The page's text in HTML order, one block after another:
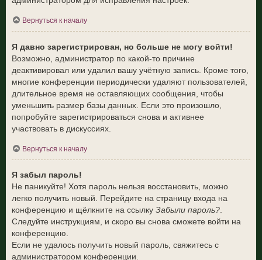
Вернуться к началу
Я давно зарегистрирован, но больше не могу войти!
Возможно, администратор по какой-то причине
деактивировал или удалил вашу учётную запись. Кроме того,
многие конференции периодически удаляют пользователей,
длительное время не оставляющих сообщения, чтобы
уменьшить размер базы данных. Если это произошло,
попробуйте зарегистрироваться снова и активнее
участвовать в дискуссиях.
Вернуться к началу
Я забыл пароль!
Не паникуйте! Хотя пароль нельзя восстановить, можно
легко получить новый. Перейдите на страницу входа на
конференцию и щёлкните на ссылку Забыли пароль?.
Следуйте инструкциям, и скоро вы снова сможете войти на
конференцию.
Если не удалось получить новый пароль, свяжитесь с
администратором конференции.